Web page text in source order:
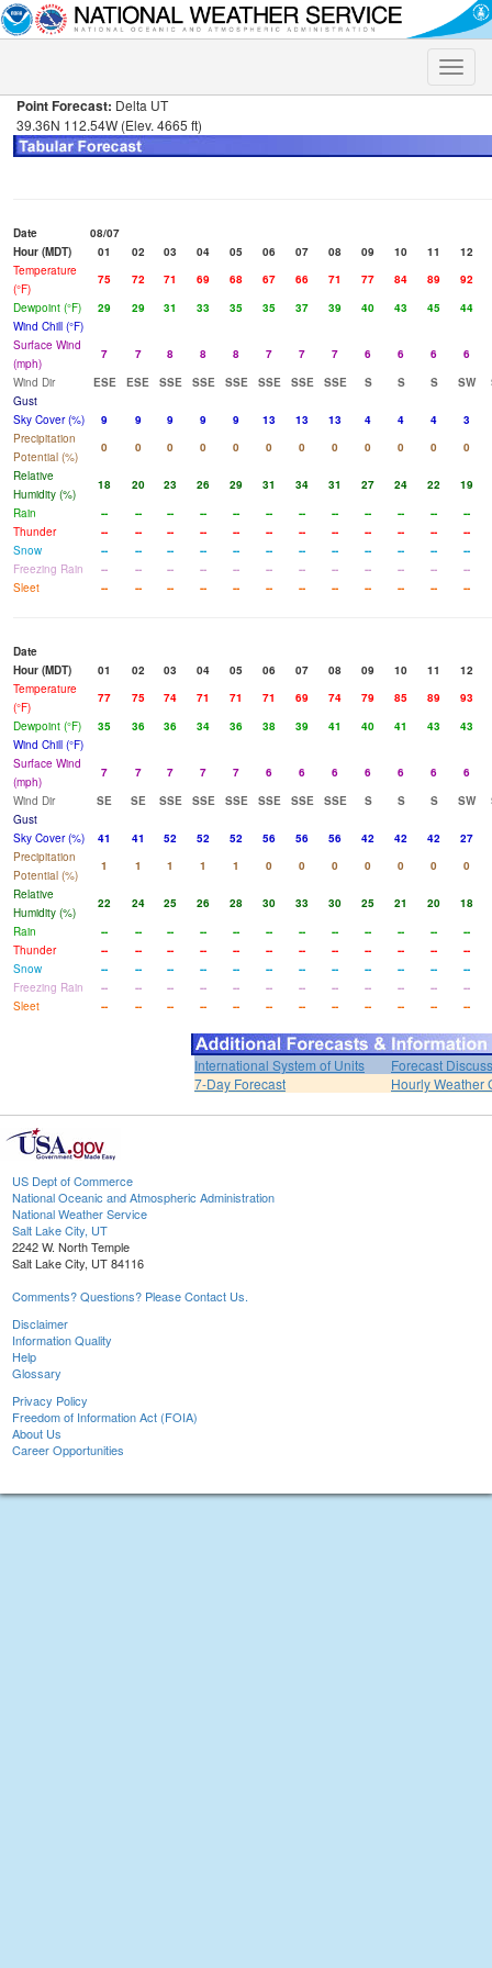
Toggle
Point Forecast: Delta UT
39.36N 112.54W (Elev. 4665 ft)
Date
08/07
Hour (MDT)
01 02 03 04 05 06 07 08 09 10 11
12
Temperature
(°F)
75 72 71 69 68 67 66 71 77 84 89
92
Dewpoint (°F)
29 29 31 33 35 35 37 39 40 43 45
44
Wind Chill (°F)
Surface Wind
(mph)
7 7 8 8 8 7 7 7 6 6 6
6
Wind Dir
ESE ESE SSE SSE SSE SSE SSE SSE S S S SW
Gust
Sky Cover (%)
9 9 9 9 9 13 13 13 4 4 4
3
Precipitation
Potential (%)
0 0 0 0 0 0 0 0 0 0 0
0
Relative
Humidity (%)
18 20 23 26 29 31 34 31 27 24 22
19
Rain
-- -- -- -- -- -- -- -- -- -- --
--
Thunder
-- -- -- -- -- -- -- -- -- -- --
--
Snow
-- -- -- -- -- -- -- -- -- -- --
--
Freezing Rain
-- -- -- -- -- -- -- -- -- -- --
--
Sleet
-- -- -- -- -- -- -- -- -- -- -- --
Date
Hour (MDT)
01 02 03 04 05 06 07 08 09 10 11
12
Temperature
(°F)
77 75 74 71 71 71 69 74 79 85 89
93
Dewpoint (°F)
35 36 36 34 36 38 39 41 40 41 43
43
Wind Chill (°F)
Surface Wind
(mph)
7 7 7 7 7 6 6 6 6 6 6
6
Wind Dir
SE SE SSE SSE SSE SSE SSE SSE S S S SW
Gust
Sky Cover (%)
41 41 52 52 52 56 56 56 42 42 42
27
Precipitation
Potential (%)
1 1 1 1 1 0 0 0 0 0 0
0
Relative
Humidity (%)
22 24 25 26 28 30 33 30 25 21 20
18
Rain
-- -- -- -- -- -- -- -- -- -- --
--
Thunder
-- -- -- -- -- -- -- -- -- -- --
--
Snow
-- -- -- -- -- -- -- -- -- -- --
--
Freezing Rain
-- -- -- -- -- -- -- -- -- -- --
--
Sleet
-- -- -- -- -- -- -- -- -- -- -- --
International System of Units
Forecast
7-Day Forecast
Hourly Weather
US Dept of Commerce
National Oceanic and Atmospheric Administration
National Weather Service
Salt Lake City, UT
2242 W. North Temple
Salt Lake City, UT 84116
Comments? Questions? Please Contact Us.
Disclaimer
Information Quality
Help
Glossary
Privacy Policy
Freedom of Information Act (FOIA)
About Us
Career Opportunities